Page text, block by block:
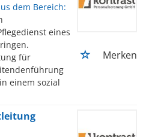
dem Bereich:
eines
für
einem sozial
Merken